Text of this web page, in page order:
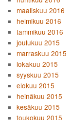
maaliskuu 2016
helmikuu 2016
tammikuu 2016
joulukuu 2015
marraskuu 2015
lokakuu 2015
syyskuu 2015
elokuu 2015
heinäkuu 2015
kesäkuu 2015
toukokuu 2015